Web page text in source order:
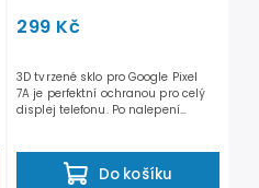
299 Kč
Do košíku
3D tvrzené sklo pro Google Pixel
7A je perfektní ochranou pro celý
displej telefonu. Po nalepení